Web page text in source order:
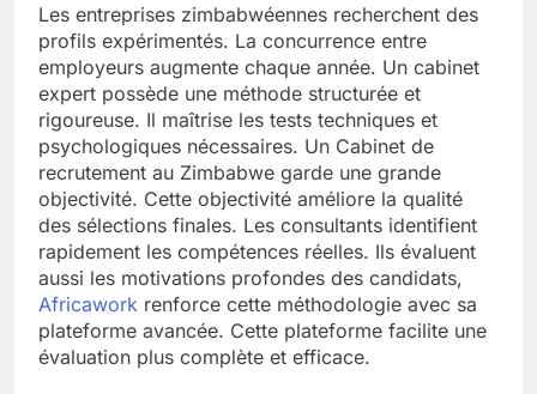
Les entreprises zimbabwéennes recherchent des
profils expérimentés. La concurrence entre
employeurs augmente chaque année. Un cabinet
expert possède une méthode structurée et
rigoureuse. Il maîtrise les tests techniques et
psychologiques nécessaires. Un Cabinet de
recrutement au Zimbabwe garde une grande
objectivité. Cette objectivité améliore la qualité
des sélections finales. Les consultants identifient
rapidement les compétences réelles. Ils évaluent
aussi les motivations profondes des candidats,
Africawork renforce cette méthodologie avec sa
plateforme avancée. Cette plateforme facilite une
évaluation plus complète et efficace.